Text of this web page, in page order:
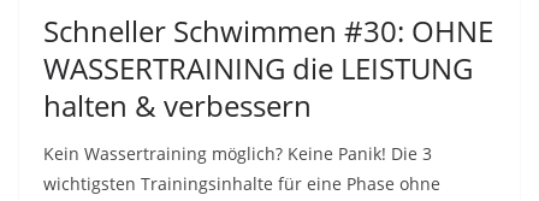
Schneller Schwimmen #30: OHNE
WASSERTRAINING die LEISTUNG
halten & verbessern
Kein Wassertraining möglich? Keine Panik! Die 3
wichtigsten Trainingsinhalte für eine Phase ohne